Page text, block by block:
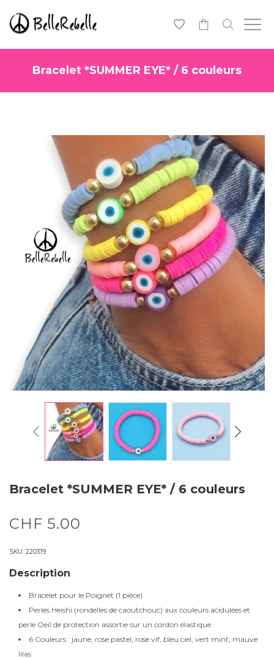
Bracelet *SUMMER EYE* / 6 couleurs
Bracelet *SUMMER EYE* / 6 couleurs
CHF 5.00
SKU: 220319
Description
Bracelet pour le Poignet (1 pièce)
Perles Heishi (rondelles de caoutchouc) aux couleurs acidulées et
perle Oeil de protection assortie sur un cordon élastique
6 Couleurs : jaune, rose pastel, rose vif, bleu ciel, vert mint, mauve
lilas